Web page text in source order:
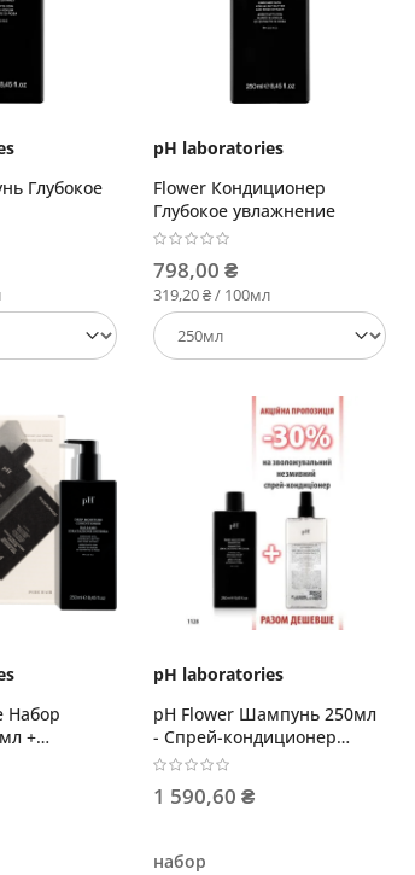
Глубокое
pH laboratories
Flower Кондиционер
Глубокое увлажнение
798,00 ₴
319,20 ₴ / 100мл
Набор
+
pH laboratories
pH Flower Шампунь 250мл
- Спрей-кондиционер
250мл
1 590,60 ₴
набор